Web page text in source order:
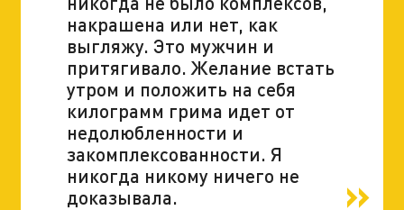
накрашена или нет, как
выгляжу. Это мужчин и
притягивало. Желание встать
утром и положить на себя
килограмм грима идет от
недолюбленности и
закомплексованности. Я
никогда никому ничего не
доказывала.